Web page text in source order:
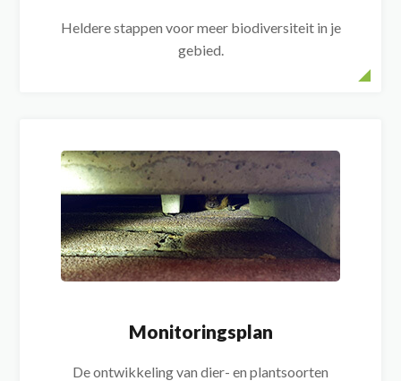
Heldere stappen voor meer biodiversiteit in je
gebied.
Monitoringsplan
De ontwikkeling van dier- en plantsoorten